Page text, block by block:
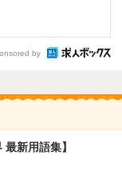
by
新用語集】